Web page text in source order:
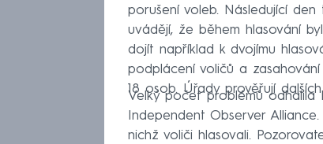
porušení voleb. Následující
uvádějí, že během hlasování
dojít například k dvojímu
podplácení voličů a
18 osob. Úřady prověřují
Velký počet problémů odhalila
Independent Observer
nichž voliči hlasovali.